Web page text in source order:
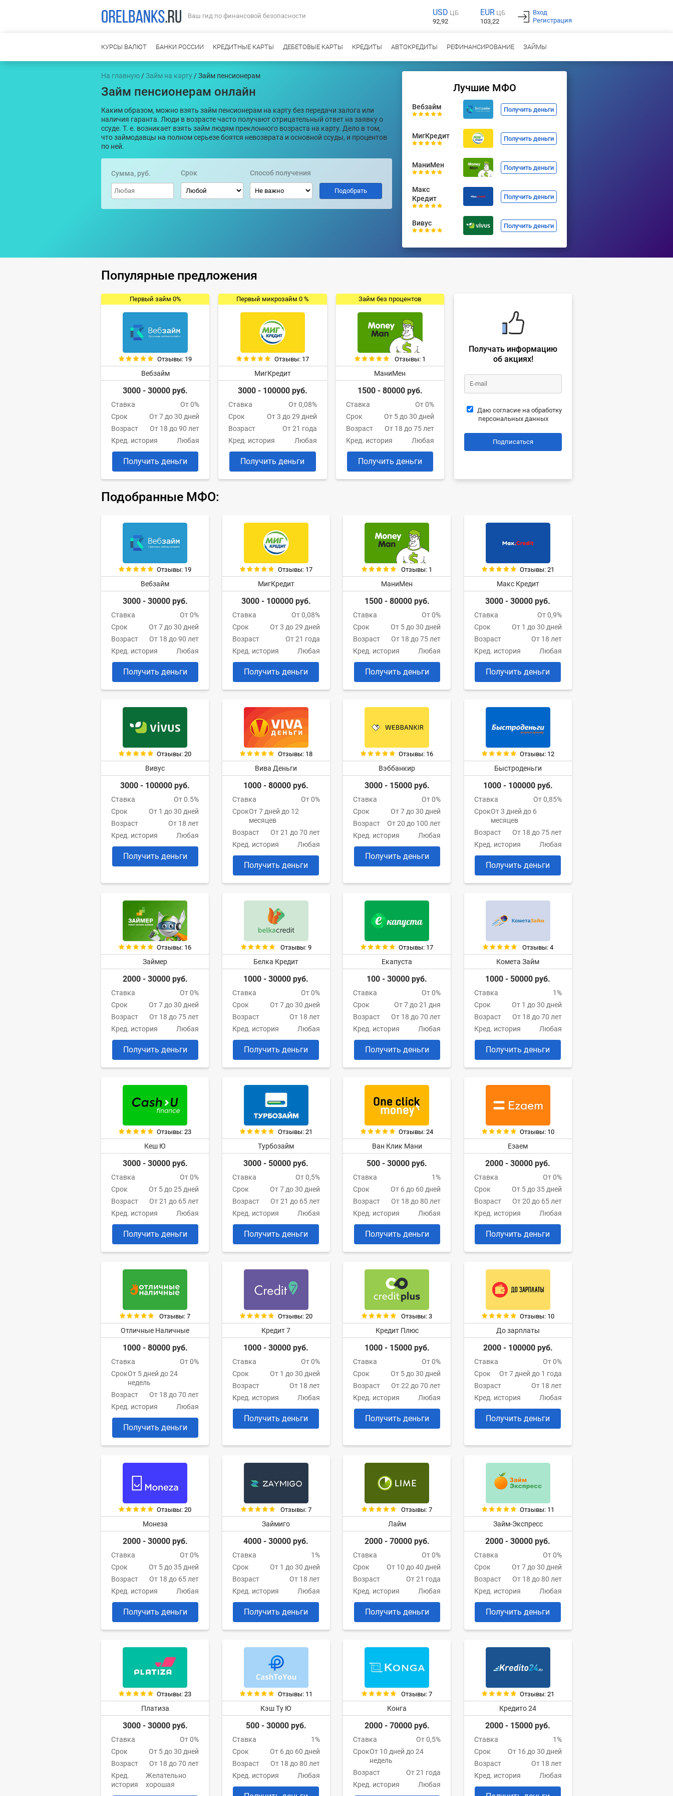
Ваш гид по финансовой безопасности USD ЦБ
92,92
EUR ЦБ
103,22
Вход
Регистрация
КУРСЫ ВАЛЮТ БАНКИ РОССИИ КРЕДИТНЫЕ КАРТЫ ДЕБЕТОВЫЕ КАРТЫ КРЕДИТЫ АВТОКРЕДИТЫ РЕФИНАНСИРОВАНИЕ ЗАЙМЫ
На главную /Займ на карту / Займ пенсионерам
Займ пенсионерам онлайн
Каким образом, можно взять займ пенсионерам на карту без передачи залога или
наличия гаранта. Люди в возрасте часто получают отрицательный ответ на заявку о
ссуде. Т. е. возникает взять займ людям преклонного возраста на карту. Дело в том,
что займодавцы на полном серьезе боятся невозврата и основной ссуды, и процентов
по ней.
Сумма, руб. Срок Способ получения
Лучшие МФО
Вебзайм Получить деньги
МигКредит Получить деньги
МаниМен Получить деньги
Макс
Кредит
Получить деньги
Вивус Получить деньги
Популярные предложения
Первый займ 0%
Отзывы: 19
Вебзайм
3000 - 30000 руб.
Ставка
От 0%
Срок
От 7 до 30 дней
Возраст
От 18 до 90 лет
Кред. история
Любая
Получить деньги
Первый микрозайм 0 %
Отзывы: 17
МигКредит
3000 - 100000 руб.
Ставка
От 0,08%
Срок
От 3 до 29 дней
Возраст
От 21 года
Кред. история
Любая
Получить деньги
Займ без процентов
Отзывы: 1
МаниМен
1500 - 80000 руб.
Ставка
От 0%
Срок
От 5 до 30 дней
Возраст
От 18 до 75 лет
Кред. история
Любая
Получить деньги
Получать информацию
об акциях!
Даю согласие на обработку
персональных данных
Подписаться
Подобранные МФО:
Отзывы: 19
Вебзайм
3000 - 30000 руб.
Ставка
От 0%
Срок
От 7 до 30 дней
Возраст
От 18 до 90 лет
Кред. история
Любая
Получить деньги
Отзывы: 17
МигКредит
3000 - 100000 руб.
Ставка
От 0,08%
Срок
От 3 до 29 дней
Возраст
От 21 года
Кред. история
Любая
Получить деньги
Отзывы: 1
МаниМен
1500 - 80000 руб.
Ставка
От 0%
Срок
От 5 до 30 дней
Возраст
От 18 до 75 лет
Кред. история
Любая
Получить деньги
Отзывы: 21
Макс Кредит
3000 - 30000 руб.
Ставка
От 0,9%
Срок
От 1 до 30 дней
Возраст
От 18 лет
Кред. история
Любая
Получить деньги
Отзывы: 20
Вивус
3000 - 100000 руб.
Ставка
От 0.5%
Срок
От 1 до 30 дней
Возраст
От 18 лет
Кред. история
Любая
Получить деньги
Отзывы: 18
Вива Деньги
1000 - 80000 руб.
Ставка
От 0%
СрокОт 7 дней до 12
месяцев
Возраст
От 21 до 70 лет
Кред. история
Любая
Получить деньги
Отзывы: 16
Вэббанкир
3000 - 15000 руб.
Ставка
От 0%
Срок
От 7 до 30 дней
Возраст
От 20 до 100 лет
Кред. история
Любая
Получить деньги
Отзывы: 12
Быстроденьги
1000 - 100000 руб.
Ставка
От 0,85%
СрокОт 3 дней до 6
месяцев
Возраст
От 18 до 75 лет
Кред. история
Любая
Получить деньги
Отзывы: 16
Займер
2000 - 30000 руб.
Ставка
От 0%
Срок
От 7 до 30 дней
Возраст
От 18 до 75 лет
Кред. история
Любая
Получить деньги
Отзывы: 9
Белка Кредит
1000 - 30000 руб.
Ставка
От 0%
Срок
От 7 до 30 дней
Возраст
От 18 лет
Кред. история
Любая
Получить деньги
Отзывы: 17
Екапуста
100 - 30000 руб.
Ставка
От 0%
Срок
От 7 до 21 дня
Возраст
От 18 до 70 лет
Кред. история
Любая
Получить деньги
Отзывы: 4
Комета Займ
1000 - 50000 руб.
Ставка
1%
Срок
От 1 до 30 дней
Возраст
От 18 до 70 лет
Кред. история
Любая
Получить деньги
Отзывы: 23
Кеш Ю
3000 - 30000 руб.
Ставка
От 0%
Срок
От 5 до 25 дней
Возраст
От 21 до 65 лет
Кред. история
Любая
Получить деньги
Отзывы: 21
Турбозайм
3000 - 50000 руб.
Ставка
От 0,5%
Срок
От 7 до 30 дней
Возраст
От 21 до 65 лет
Кред. история
Любая
Получить деньги
Отзывы: 24
Ван Клик Мани
500 - 30000 руб.
Ставка
1%
Срок
От 6 до 60 дней
Возраст
От 18 до 80 лет
Кред. история
Любая
Получить деньги
Отзывы: 10
Езаем
2000 - 30000 руб.
Ставка
От 0%
Срок
От 5 до 35 дней
Возраст
От 20 до 65 лет
Кред. история
Любая
Получить деньги
Отзывы: 7
Отличные Наличные
1000 - 80000 руб.
Ставка
От 0%
СрокОт 5 дней до 24
недель
Возраст
От 18 до 70 лет
Кред. история
Любая
Получить деньги
Отзывы: 20
Кредит 7
1000 - 30000 руб.
Ставка
От 0%
Срок
От 1 до 30 дней
Возраст
От 18 лет
Кред. история
Любая
Получить деньги
Отзывы: 3
Кредит Плюс
1000 - 15000 руб.
Ставка
От 0%
Срок
От 5 до 30 дней
Возраст
От 22 до 70 лет
Кред. история
Любая
Получить деньги
Отзывы: 10
До зарплаты
2000 - 100000 руб.
Ставка
От 0%
Срок
От 7 дней до 1 года
Возраст
От 18 лет
Кред. история
Любая
Получить деньги
Отзывы: 20
Монеза
2000 - 30000 руб.
Ставка
От 0%
Срок
От 5 до 35 дней
Возраст
От 18 до 65 лет
Кред. история
Любая
Получить деньги
Отзывы: 7
Займиго
4000 - 30000 руб.
Ставка
1%
Срок
От 1 до 30 дней
Возраст
От 18 лет
Кред. история
Любая
Получить деньги
Отзывы: 7
Лайм
2000 - 70000 руб.
Ставка
От 0%
Срок
От 10 до 40 дней
Возраст
От 21 года
Кред. история
Любая
Получить деньги
Отзывы: 11
Займ-Экспресс
2000 - 30000 руб.
Ставка
От 0%
Срок
От 7 до 30 дней
Возраст
От 18 до 80 лет
Кред. история
Любая
Получить деньги
Отзывы: 23
Платиза
3000 - 30000 руб.
Ставка
От 0%
Срок
От 5 до 30 дней
Возраст
От 18 до 70 лет
Кред.
история
Желательно
хорошая
Отзывы: 11
Кэш Ту Ю
500 - 30000 руб.
Ставка
1%
Срок
От 6 до 60 дней
Возраст
От 18 до 80 лет
Кред. история
Любая
Отзывы: 7
Конга
2000 - 70000 руб.
Ставка
От 0,5%
СрокОт 10 дней до 24
недель
Возраст
От 21 года
Кред. история
Любая
Отзывы: 21
Кредито 24
2000 - 15000 руб.
Ставка
1%
Срок
От 16 до 30 дней
Возраст
От 18 лет
Кред. история
Любая